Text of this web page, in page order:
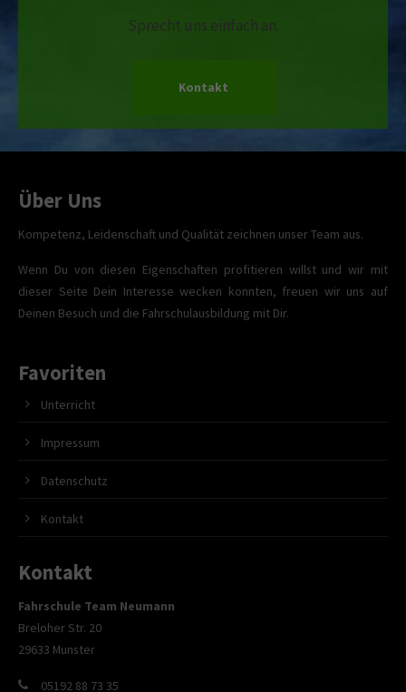
Sprecht uns einfach an.
Kontakt
Über Uns
Kompetenz, Leidenschaft und Qualität zeichnen unser Team aus.
Wenn Du von diesen Eigenschaften profitieren willst und wir mit
dieser Seite Dein Interesse wecken konnten, freuen wir uns auf
Deinen Besuch und die Fahrschulausbildung mit Dir.
Favoriten
Unterricht
Impressum
Datenschutz
Kontakt
Kontakt
Fahrschule Team Neumann
Breloher Str. 20
29633 Munster
05192 88 73 35